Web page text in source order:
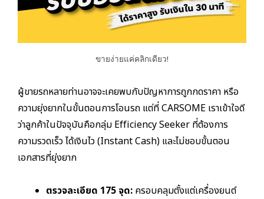
ขายง่ายแค่คลิกเดียว!
ผู้ขายรถหลายท่านอาจจะเคยพบกับปัญหาการถูกกดราคา หรือ
ความยุ่งยากในขั้นตอนการโอนรถ แต่ที่ CARSOME เราเข้าใจดี
ว่าลูกค้าในปัจจุบันคือกลุ่ม Efficiency Seeker ที่ต้องการ
ความรวดเร็ว ได้เงินไว (Instant Cash) และไม่ชอบขั้นตอน
เอกสารที่ยุ่งยาก
ตรวจละเอียด 175 จุด: ครอบคลุมตั้งแต่เครื่องยนต์